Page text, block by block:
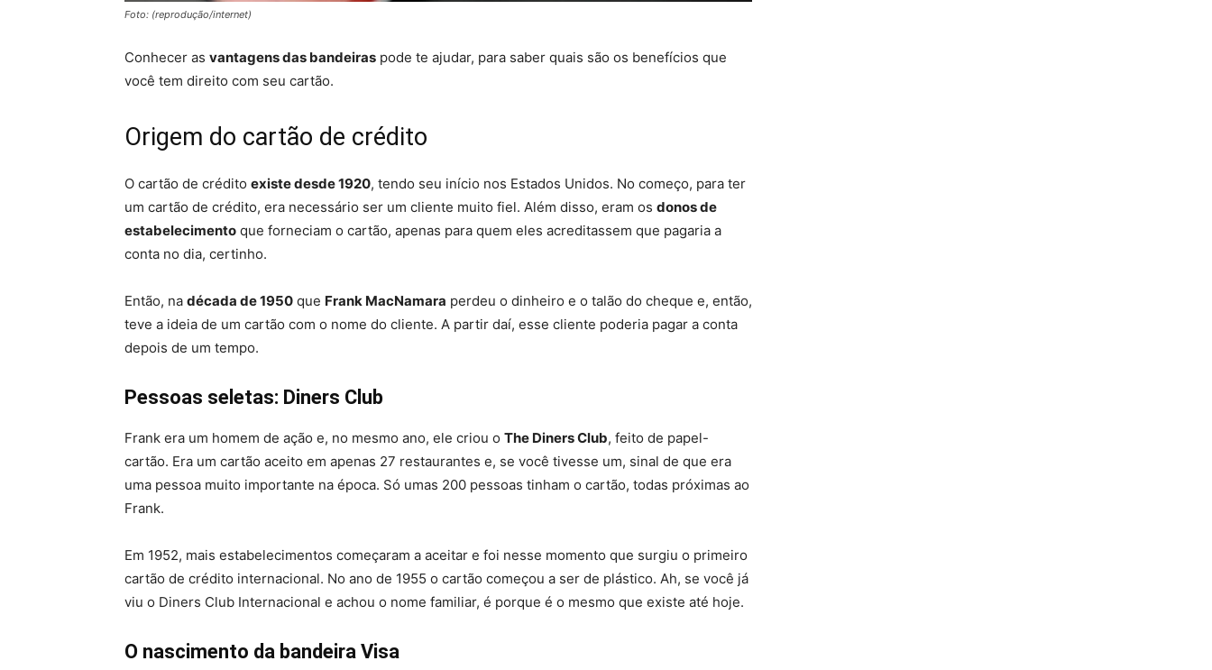
Foto: (reprodução/internet)
Conhecer as vantagens das bandeiras pode te ajudar, para saber quais são os benefícios que
você tem direito com seu cartão.
Origem do cartão de crédito
O cartão de crédito existe desde 1920, tendo seu início nos Estados Unidos. No começo, para ter
um cartão de crédito, era necessário ser um cliente muito fiel. Além disso, eram os donos de
estabelecimento que forneciam o cartão, apenas para quem eles acreditassem que pagaria a
conta no dia, certinho.
Então, na década de 1950 que Frank MacNamara perdeu o dinheiro e o talão do cheque e, então,
teve a ideia de um cartão com o nome do cliente. A partir daí, esse cliente poderia pagar a conta
depois de um tempo.
Pessoas seletas: Diners Club
Frank era um homem de ação e, no mesmo ano, ele criou o The Diners Club, feito de papel-
cartão. Era um cartão aceito em apenas 27 restaurantes e, se você tivesse um, sinal de que era
uma pessoa muito importante na época. Só umas 200 pessoas tinham o cartão, todas próximas ao
Frank.
Em 1952, mais estabelecimentos começaram a aceitar e foi nesse momento que surgiu o primeiro
cartão de crédito internacional. No ano de 1955 o cartão começou a ser de plástico. Ah, se você já
viu o Diners Club Internacional e achou o nome familiar, é porque é o mesmo que existe até hoje.
O nascimento da bandeira Visa